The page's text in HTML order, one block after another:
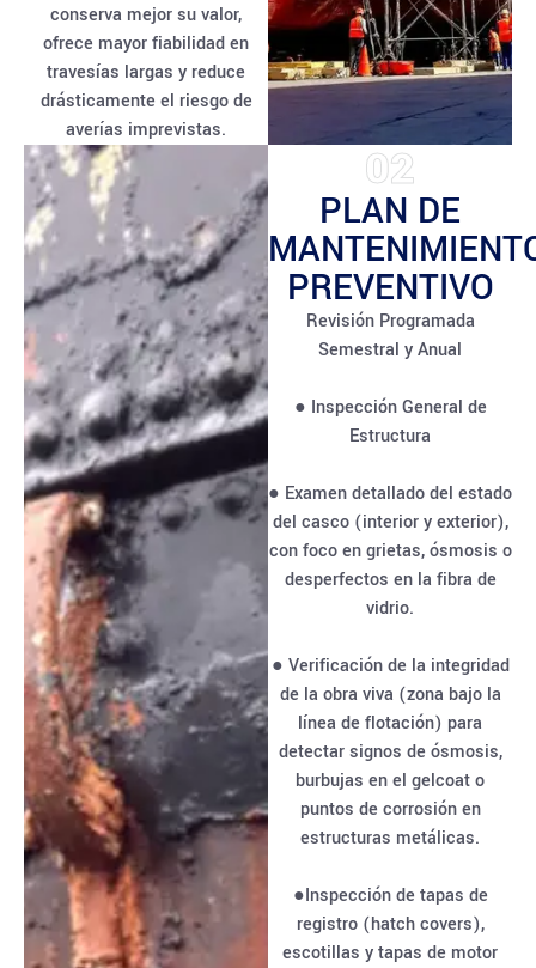
conserva mejor su valor,
ofrece mayor fiabilidad en
travesías largas y reduce
drásticamente el riesgo de
averías imprevistas.
02
PLAN DE
PREVENTIVO
Revisión Programada
Semestral y Anual
● Inspección General de
Estructura
● Examen detallado del estado
del casco (interior y exterior),
con foco en grietas, ósmosis o
desperfectos en la fibra de
vidrio.
● Verificación de la integridad
de la obra viva (zona bajo la
línea de flotación) para
detectar signos de ósmosis,
burbujas en el gelcoat o
puntos de corrosión en
estructuras metálicas.
●Inspección de tapas de
registro (hatch covers),
escotillas y tapas de motor